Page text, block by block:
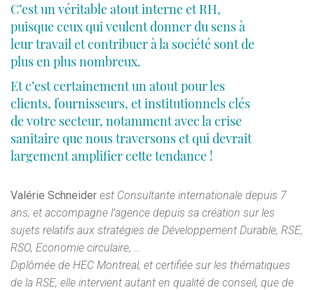
C’est un véritable atout interne et RH,
puisque ceux qui veulent donner du sens à
leur travail et contribuer à la société sont de
plus en plus nombreux.
Et c’est certainement un atout pour les
clients, fournisseurs, et institutionnels clés
de votre secteur, notamment avec la crise
sanitaire que nous traversons et qui devrait
largement amplifier cette tendance !
Valérie Schneider est Consultante internationale depuis 7
ans, et accompagne l’agence depuis sa création sur les
sujets relatifs aux stratégies de Développement Durable, RSE,
RSO, Economie circulaire, …
Diplômée de HEC Montreal, et certifiée sur les thématiques
de la RSE, elle intervient autant en qualité de conseil, que de